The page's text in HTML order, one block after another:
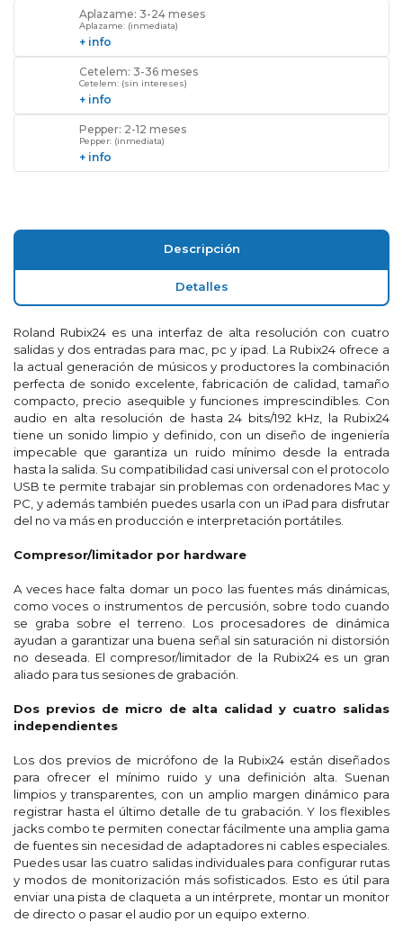
Aplazame: 3-24 meses
Aplazame: (inmediata)
+ info
Cetelem: 3-36 meses
Cetelem: (sin intereses)
+ info
Pepper: 2-12 meses
Pepper: (inmediata)
+ info
Descripción
Detalles
Roland Rubix24 es una interfaz de alta resolución con cuatro
salidas y dos entradas para mac, pc y ipad. La Rubix24 ofrece a
la actual generación de músicos y productores la combinación
perfecta de sonido excelente, fabricación de calidad, tamaño
compacto, precio asequible y funciones imprescindibles. Con
audio en alta resolución de hasta 24 bits/192 kHz, la Rubix24
tiene un sonido limpio y definido, con un diseño de ingeniería
impecable que garantiza un ruido mínimo desde la entrada
hasta la salida. Su compatibilidad casi universal con el protocolo
USB te permite trabajar sin problemas con ordenadores Mac y
PC, y además también puedes usarla con un iPad para disfrutar
del no va más en producción e interpretación portátiles.
Compresor/limitador por hardware
A veces hace falta domar un poco las fuentes más dinámicas,
como voces o instrumentos de percusión, sobre todo cuando
se graba sobre el terreno. Los procesadores de dinámica
ayudan a garantizar una buena señal sin saturación ni distorsión
no deseada. El compresor/limitador de la Rubix24 es un gran
aliado para tus sesiones de grabación.
Dos previos de micro de alta calidad y cuatro salidas
independientes
Los dos previos de micrófono de la Rubix24 están diseñados
para ofrecer el mínimo ruido y una definición alta. Suenan
limpios y transparentes, con un amplio margen dinámico para
registrar hasta el último detalle de tu grabación. Y los flexibles
jacks combo te permiten conectar fácilmente una amplia gama
de fuentes sin necesidad de adaptadores ni cables especiales.
Puedes usar las cuatro salidas individuales para configurar rutas
y modos de monitorización más sofisticados. Esto es útil para
enviar una pista de claqueta a un intérprete, montar un monitor
de directo o pasar el audio por un equipo externo.